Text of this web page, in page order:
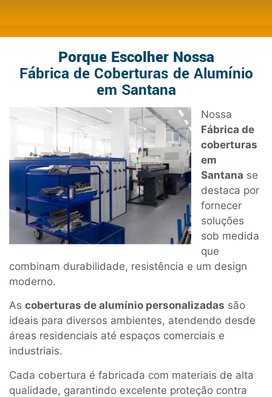
Porque Escolher Nossa
Fábrica de Coberturas de Alumínio
em Santana
Nossa
Fábrica de
coberturas
em
Santana se
destaca por
fornecer
soluções
sob medida
que
combinam durabilidade, resistência e um design
moderno.
As coberturas de alumínio personalizadas são
ideais para diversos ambientes, atendendo desde
áreas residenciais até espaços comerciais e
industriais.
Cada cobertura é fabricada com materiais de alta
qualidade, garantindo excelente proteção contra